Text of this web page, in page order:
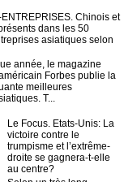
Chinois et
dans les 50
asiatiques selon
année, le magazine
Forbes publie la
meilleures
T...
Le Focus. Etats-Unis: La
victoire contre le
trumpisme et l’extrême-
droite se gagnera-t-elle
au centre?